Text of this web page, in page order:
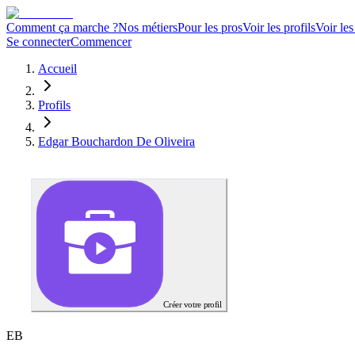
Comment ça marche ?Nos métiersPour les prosVoir les profilsVoir
Se connecterCommencer
Accueil
Profils
Edgar Bouchardon De Oliveira
Créer votre profil
EB